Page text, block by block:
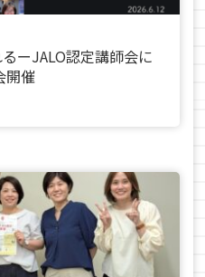
ーJALO認定講師会に
開催